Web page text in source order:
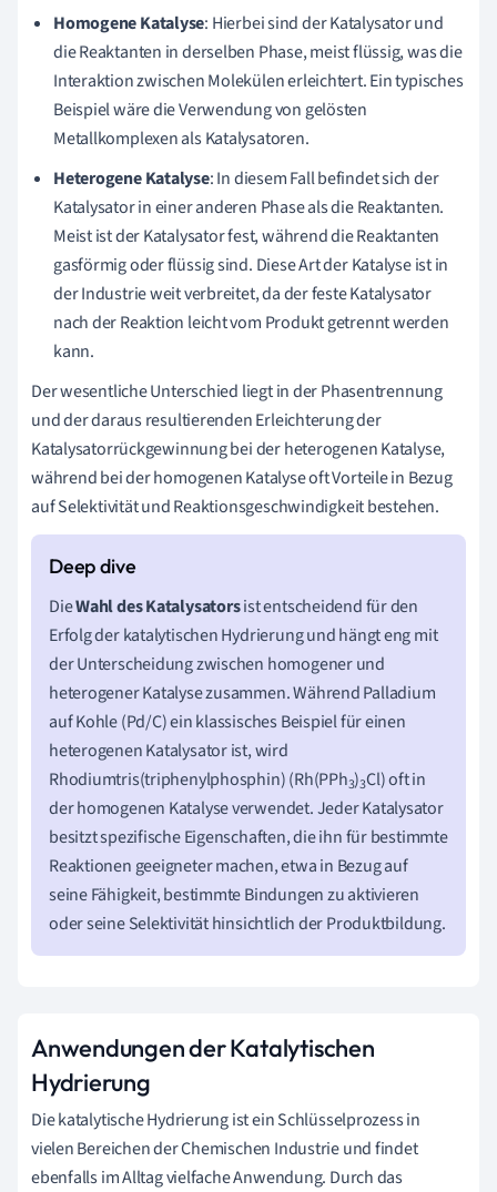
Homogene Katalyse: Hierbei sind der Katalysator und
die Reaktanten in derselben Phase, meist flüssig, was die
Interaktion zwischen Molekülen erleichtert. Ein typisches
Beispiel wäre die Verwendung von gelösten
Metallkomplexen als Katalysatoren.
Heterogene Katalyse: In diesem Fall befindet sich der
Katalysator in einer anderen Phase als die Reaktanten.
Meist ist der Katalysator fest, während die Reaktanten
gasförmig oder flüssig sind. Diese Art der Katalyse ist in
der Industrie weit verbreitet, da der feste Katalysator
nach der Reaktion leicht vom Produkt getrennt werden
kann.
Der wesentliche Unterschied liegt in der Phasentrennung
und der daraus resultierenden Erleichterung der
Katalysatorrückgewinnung bei der heterogenen Katalyse,
während bei der homogenen Katalyse oft Vorteile in Bezug
auf Selektivität und Reaktionsgeschwindigkeit bestehen.
DieWahl des Katalysatorsist entscheidend für den
Erfolg der katalytischen Hydrierung und hängt eng mit
der Unterscheidung zwischen homogener und
heterogener Katalyse zusammen. Während Palladium
auf Kohle (Pd/C) ein klassisches Beispiel für einen
heterogenen Katalysator ist, wird
Rhodiumtris(triphenylphosphin) (Rh(PPh3)3Cl) oft in
der homogenen Katalyse verwendet. Jeder Katalysator
besitzt spezifische Eigenschaften, die ihn für bestimmte
Reaktionen geeigneter machen, etwa in Bezug auf
seine Fähigkeit, bestimmte Bindungen zu aktivieren
oder seine Selektivität hinsichtlich der Produktbildung.
Anwendungen der Katalytischen
Hydrierung
Die katalytische Hydrierung ist ein Schlüsselprozess in
vielen Bereichen der Chemischen Industrie und findet
ebenfalls im Alltag vielfache Anwendung. Durch das